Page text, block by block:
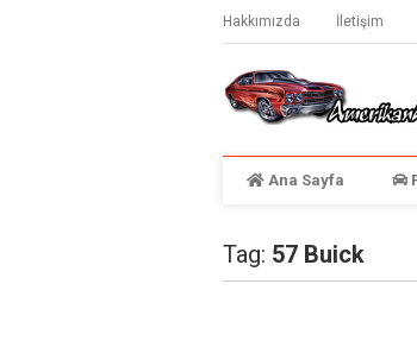
Hakkımızda İletişim
Ana Sayfa
Tag: 57 Buick